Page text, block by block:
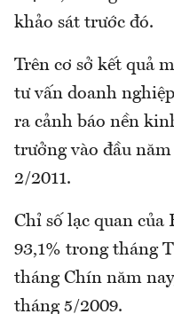
khảo sát trước đó.
Trên cơ sở kết quả
tư vấn doanh
ra cảnh báo nền
trưởng vào đầu
2/2011.
Chỉ số lạc quan của
93,1% trong tháng
tháng Chín năm
tháng 5/2009.